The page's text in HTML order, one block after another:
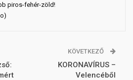
piros-fehér-zöld!
KÖVETKEZŐ
KORONAVÍRUS –
Velencéből